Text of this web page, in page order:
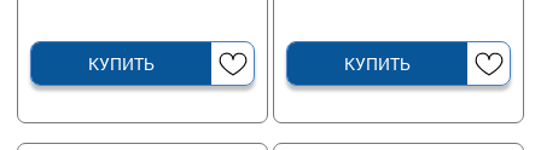
КУПИТЬ КУПИТЬ